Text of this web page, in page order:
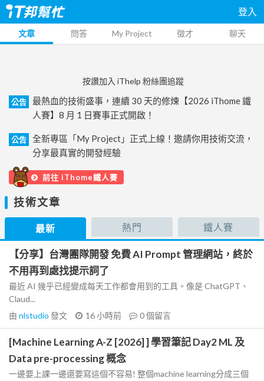
登入
文章 問答 My Project 徵才 聊天
按讚加入 iThelp 粉絲團追蹤
公告
最熱血的技術盛事，連續 30 天的修煉【2026 iThome 鐵
人賽】8 月 1 日賽事正式開啟！
公告
全新專區「My Project」正式上線！邀請你用技術交流，
分享最真實的開發經驗
前往 iThome鐵人賽
技術文章
最新 熱門 鐵人賽
【分享】台灣團隊開發 免費 AI Prompt 管理網站，終於
不用再到處找提示詞了
最近 AI 幾乎已經變成每天工作都會用到的工具。像是 ChatGPT、
Claud...
由 nlstudio 發文 16 小時前 0個留言
[Machine Learning A-Z [2026] ] 學習筆記 Day2 ML 及
Data pre-processing 概念
一邊要上課一邊還要寫這個不容易! 整個machine learning分成三個